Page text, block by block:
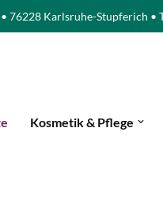
76228 Karlsruhe-Stupferich •
Kosmetik & Pflege